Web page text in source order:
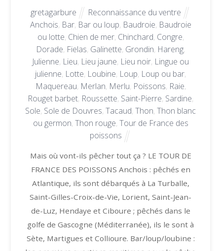
gretagarbure
Reconnaissance du ventre
Anchois, Bar, Bar ou loup, Baudroie, Baudroie
ou lotte, Chien de mer, Chinchard, Congre,
Dorade, Fielas, Galinette, Grondin, Hareng,
Julienne, Lieu, Lieu jaune, Lieu noir, Lingue ou
julienne, Lotte, Loubine, Loup, Loup ou bar,
Maquereau, Merlan, Merlu, Poissons, Raie,
Rouget barbet, Roussette, Saint-Pierre, Sardine,
Sole, Sole de Douvres, Tacaud, Thon, Thon blanc
ou germon, Thon rouge, Tour de France des
poissons
Mais où vont-ils pêcher tout ça ? LE TOUR DE
FRANCE DES POISSONS Anchois : pêchés en
Atlantique, ils sont débarqués à La Turballe,
Saint-Gilles-Croix-de-Vie, Lorient, Saint-Jean-
de-Luz, Hendaye et Ciboure ; pêchés dans le
golfe de Gascogne (Méditerranée), ils le sont à
Sète, Martigues et Collioure. Bar/loup/loubine :